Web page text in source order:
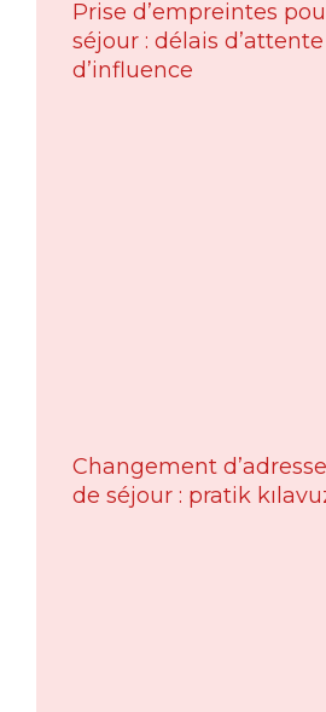
Prise d’empreintes
séjour : délais
d’influence
Changement
de séjour : pratik